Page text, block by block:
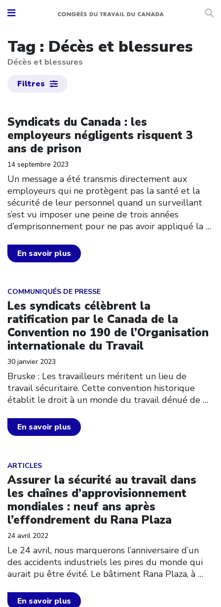
Tag : Décès et blessures
Décès et blessures
Filtres
Syndicats du Canada : les
employeurs négligents risquent 3
ans de prison
14 septembre 2023
Un message a été transmis directement aux
employeurs qui ne protègent pas la santé et la
sécurité de leur personnel quand un surveillant
s’est vu imposer une peine de trois années
d’emprisonnement pour ne pas avoir appliqué la …
En savoir plus
COMMUNIQUÉS DE PRESSE
Les syndicats célèbrent la
ratification par le Canada de la
Convention no 190 de l’Organisation
internationale du Travail
30 janvier 2023
Bruske : Les travailleurs méritent un lieu de
travail sécuritaire. Cette convention historique
établit le droit à un monde du travail dénué de …
En savoir plus
Click to open the link
ARTICLES
Assurer la sécurité au travail dans
les chaînes d’approvisionnement
mondiales : neuf ans après
l’effondrement du Rana Plaza
24 avril 2022
Le 24 avril, nous marquerons l’anniversaire d’un
des accidents industriels les pires du monde qui
aurait pu être évité. Le bâtiment Rana Plaza, à …
En savoir plus